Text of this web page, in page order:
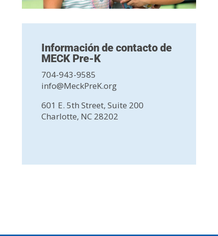
Información de contacto de
MECK Pre-K
704-943-9585
info@MeckPreK.org
601 E. 5th Street, Suite 200
Charlotte, NC 28202